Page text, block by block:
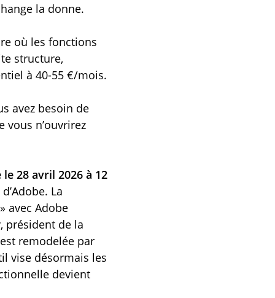
la donne.
où les fonctions
structure,
à 40-55 €/mois.
avez besoin de
vous n’ouvrirez
le 28 avril 2026 à 12
La
avec Adobe
président de la
remodelée par
vise désormais les
devient